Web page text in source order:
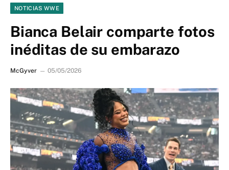
NOTICIAS WWE
Bianca Belair comparte fotos
inéditas de su embarazo
McGyver 05/05/2026